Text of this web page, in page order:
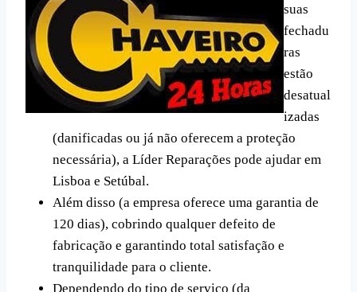
suas
fechadu
ras
estão
desatual
izadas
(danificadas ou já não oferecem a proteção
necessária), a Líder Reparações pode ajudar em
Lisboa e Setúbal.
Além disso (a empresa oferece uma garantia de
120 dias), cobrindo qualquer defeito de
fabricação e garantindo total satisfação e
tranquilidade para o cliente.
Dependendo do tipo de serviço (da